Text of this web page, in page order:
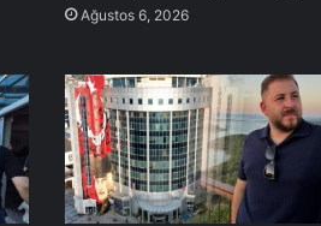
Ağustos 6, 2026